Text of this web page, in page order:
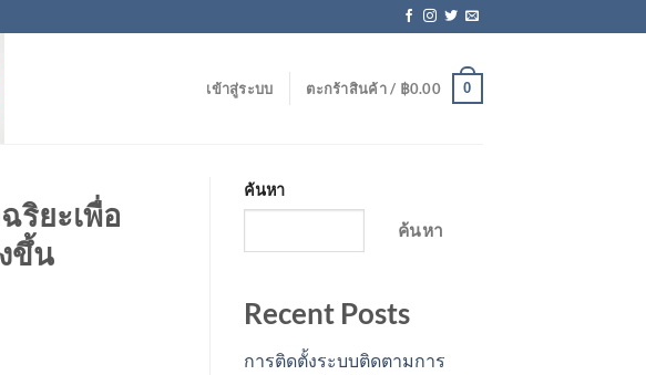
เข้าสู่ระบบ ตะกร้าสินค้า / ฿0.00 0
ริยะเพื่อ
ขึ้น
ค้นหา
ค้นหา
Recent Posts
การติดตั้งระบบติดตามการ